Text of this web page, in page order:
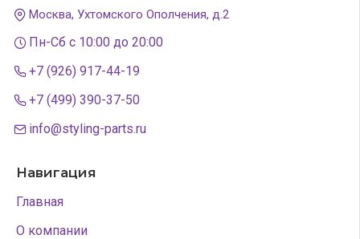
Москва, Ухтомского Ополчения, д.2
Пн-Сб с 10:00 до 20:00
+7 (926) 917-44-19
+7 (499) 390-37-50
info@styling-parts.ru
Навигация
Главная
О компании